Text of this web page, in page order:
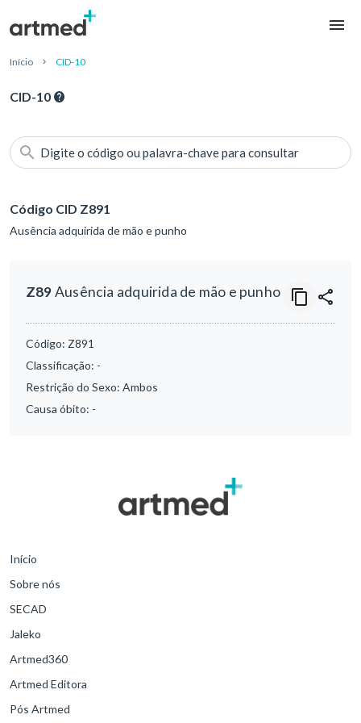
Início CID-10
CID-10
Digite o código ou palavra-chave para consultar
Código CID Z891
Ausência adquirida de mão e punho
Z89Ausência adquirida de mão e punho
Código: Z891
Classificação: -
Restrição do Sexo: Ambos
Causa óbito: -
Início
Sobre nós
SECAD
Jaleko
Artmed360
Artmed Editora
Pós Artmed